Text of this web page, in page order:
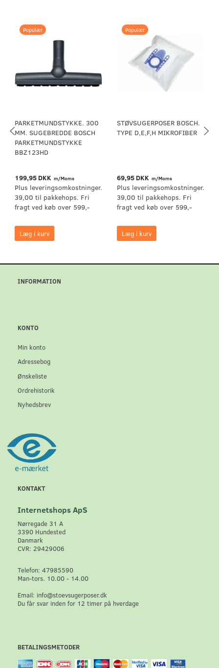
Populær
PARKETMUNDSTYKKE. 300
MM. SUGEBREDDE BOSCH
PARKETMUNDSTYKKE
BBZ123HD
199,95 DKK m/Moms
Plus leveringsomkostninger.
39,00 til pakkehops. Fri
fragt ved køb over 599,-
Læg i kurv
Populær
STØVSUGERPOSER BOSCH.
TYPE D,E,F,H MIKROFIBER
69,95 DKK m/Moms
Plus leveringsomkostninger.
39,00 til pakkehops. Fri
fragt ved køb over 599,-
Læg i kurv
INFORMATION
KONTO
Min konto
Adressebog
Ønskeliste
Ordrehistorik
Nyhedsbrev
KONTAKT
Internetshops ApS
Nørregade 31 A
3390 Hundested
Danmark
CVR: 29429006
Telefon: 47985590
Man-tors. 10.00 - 14.00
Email: info@stoevsugerposer.dk
Du får svar inden for 12 timer på hverdage
BETALINGSMETODER